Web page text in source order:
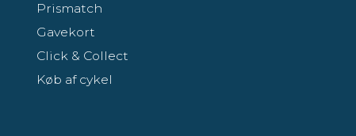
Prismatch
Gavekort
Click & Collect
Køb af cykel